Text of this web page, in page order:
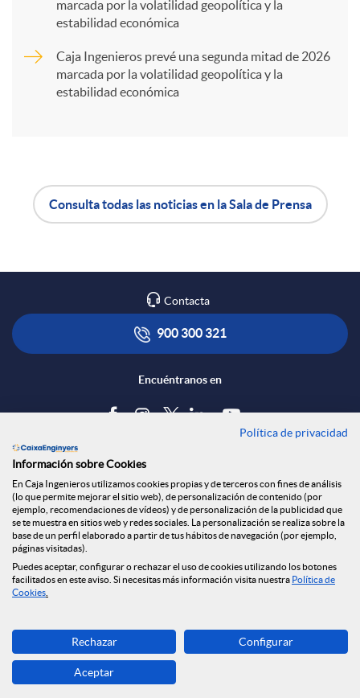
R
e
s
S
o
c
i
marcada por la volatilidad geopolítica y la
estabilidad económica
Caja Ingenieros prevé una segunda mitad de 2026
marcada por la volatilidad geopolítica y la
estabilidad económica
A
p
l
a
c
i
o
n
o
t
s
a
l
a
d
Consulta todas las noticias en la Sala de Prensa
Contacta
900 300 321
Encuéntranos en
Tablón de anuncios
Política de cookies
Aviso legal
Seguridad Online
Privacidad
Canal denuncias
Descarga ahora
Banca MOBILE
© Caja Ingenieros 2026
Política de privacidad
Información sobre Cookies
En Caja Ingenieros utilizamos cookies propias y de terceros con fines de análisis
(lo que permite mejorar el sitio web), de personalización de contenido (por
ejemplo, recomendaciones de vídeos) y de personalización de la publicidad que
se te muestra en sitios web y redes sociales. La personalización se realiza sobre la
base de un perfil elaborado a partir de tus hábitos de navegación (por ejemplo,
páginas visitadas).
Puedes aceptar, configurar o rechazar el uso de cookies utilizando los botones
facilitados en este aviso. Si necesitas más información visita nuestra Política de
Cookies
Rechazar Configurar
Aceptar